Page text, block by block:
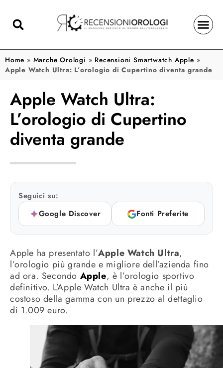
Home » Marche Orologi » Recensioni Smartwatch Apple »
Apple Watch Ultra: L’orologio di Cupertino diventa grande
Apple Watch Ultra:
L’orologio di Cupertino
diventa grande
Seguici su:
Google Discover
Fonti Preferite
Apple ha presentato l’Apple Watch Ultra,
l’orologio più grande e migliore dell’azienda fino
ad ora. Secondo Apple, è l’orologio sportivo
definitivo. L’Apple Watch Ultra è anche il più
costoso della gamma con un prezzo al dettaglio
di 1.009 euro.